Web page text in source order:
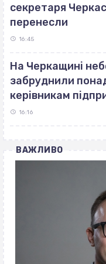
секретаря
перенесли
16:45
На Черкащині
забруднили
керівникам
16:16
ВАЖЛИВО